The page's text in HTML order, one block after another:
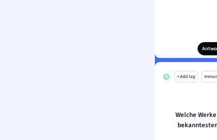
+ Add tag
Welche